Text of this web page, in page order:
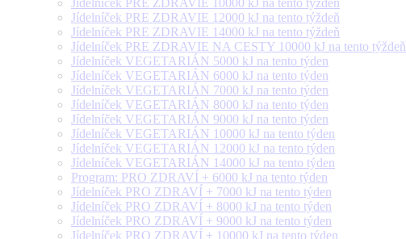
Jídelníček PRE ZDRAVIE 10000 kJ na tento týždeň
Jídelníček PRE ZDRAVIE 12000 kJ na tento týždeň
Jídelníček PRE ZDRAVIE 14000 kJ na tento týždeň
Jídelníček PRE ZDRAVIE NA CESTY 10000 kJ na tento týždeň
Jídelníček VEGETARIÁN 5000 kJ na tento týden
Jídelníček VEGETARIÁN 6000 kJ na tento týden
Jídelníček VEGETARIÁN 7000 kJ na tento týden
Jídelníček VEGETARIÁN 8000 kJ na tento týden
Jídelníček VEGETARIÁN 9000 kJ na tento týden
Jídelníček VEGETARIÁN 10000 kJ na tento týden
Jídelníček VEGETARIÁN 12000 kJ na tento týden
Jídelníček VEGETARIÁN 14000 kJ na tento týden
Program: PRO ZDRAVÍ + 6000 kJ na tento týden
Jídelníček PRO ZDRAVÍ + 7000 kJ na tento týden
Jídelníček PRO ZDRAVÍ + 8000 kJ na tento týden
Jídelníček PRO ZDRAVÍ + 9000 kJ na tento týden
Jídelníček PRO ZDRAVÍ + 10000 kJ na tento týden